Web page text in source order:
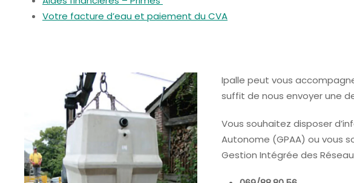
Votre facture d’eau et paiement du CVA
Ipalle peut vous
suffit de nous envoyer une
Vous souhaitez disposer
Autonome (GPAA) ou vous
Gestion Intégrée des